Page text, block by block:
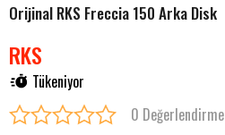
Orijinal RKS Freccia 150 Arka Disk
RKS
Tükeniyor
0 Değerlendirme